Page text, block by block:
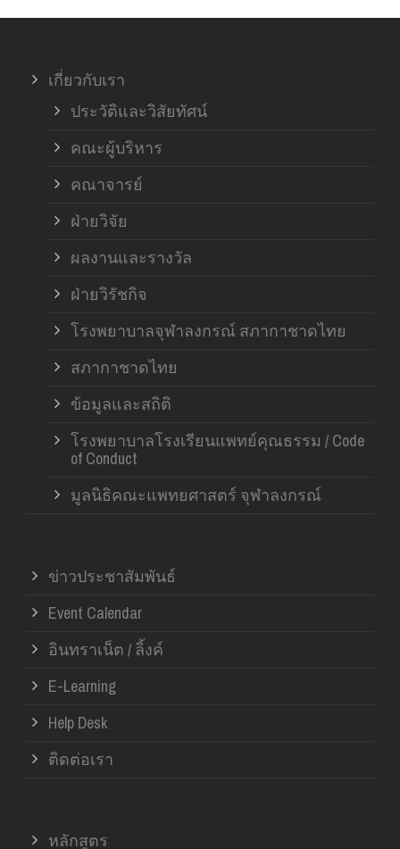
เกี่ยวกับเรา
ประวัติและวิสัยทัศน์
คณะผู้บริหาร
คณาจารย์
ฝ่ายวิจัย
ผลงานและรางวัล
ฝ่ายวิรัชกิจ
โรงพยาบาลจุฬาลงกรณ์ สภากาชาดไทย
สภากาชาดไทย
ข้อมูลและสถิติ
โรงพยาบาลโรงเรียนแพทย์คุณธรรม / Code
of Conduct
มูลนิธิคณะแพทยศาสตร์ จุฬาลงกรณ์
ข่าวประชาสัมพันธ์
Event Calendar
อินทราเน็ต / ลิ้งค์
E-Learning
Help Desk
ติดต่อเรา
หลักสูตร